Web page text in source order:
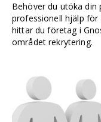
Behöver du utöka din
professionell hjälp
hittar du företag i
området rekrytering.